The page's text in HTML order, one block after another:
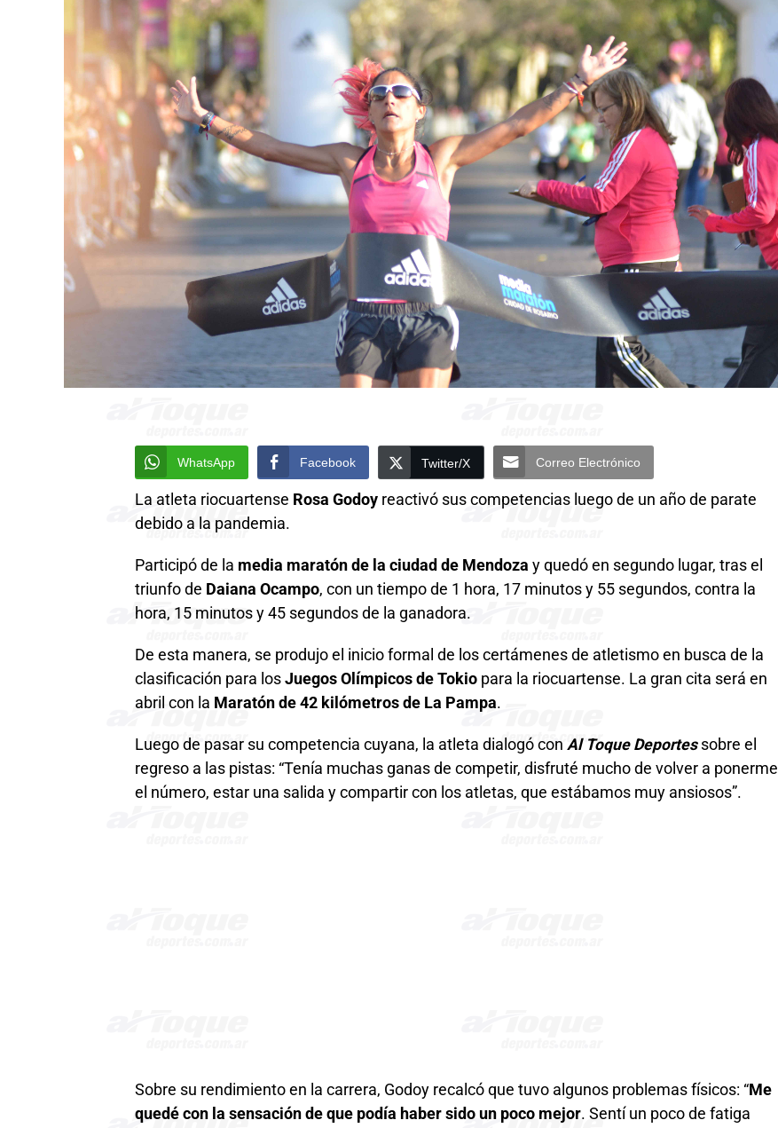
WhatsApp Facebook Twitter/X Correo Electrónico
La atleta riocuartense Rosa Godoy reactivó sus competencias luego de un año de parate
debido a la pandemia.
Participó de la media maratón de la ciudad de Mendoza y quedó en segundo lugar, tras el
triunfo de Daiana Ocampo, con un tiempo de 1 hora, 17 minutos y 55 segundos, contra la
hora, 15 minutos y 45 segundos de la ganadora.
De esta manera, se produjo el inicio formal de los certámenes de atletismo en busca de la
clasificación para los Juegos Olímpicos de Tokio para la riocuartense. La gran cita será en
abril con la Maratón de 42 kilómetros de La Pampa.
Luego de pasar su competencia cuyana, la atleta dialogó con Al Toque Deportes sobre el
regreso a las pistas: “Tenía muchas ganas de competir, disfruté mucho de volver a ponerme
el número, estar una salida y compartir con los atletas, que estábamos muy ansiosos”.
Sobre su rendimiento en la carrera, Godoy recalcó que tuvo algunos problemas físicos: “Me
quedé con la sensación de que podía haber sido un poco mejor. Sentí un poco de fatiga